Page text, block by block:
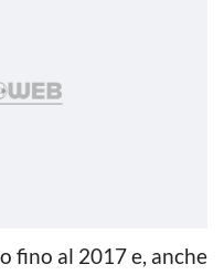
fino al 2017 e, anche